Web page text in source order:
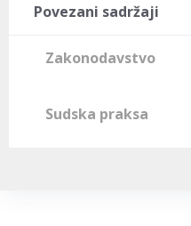
Povezani sadržaji
Zakonodavstvo
Sudska praksa